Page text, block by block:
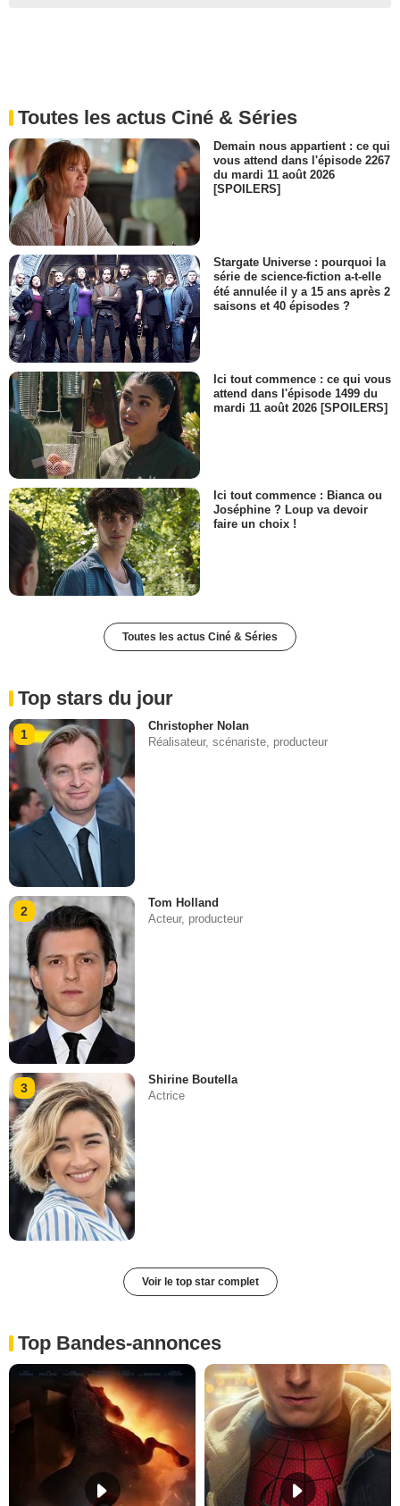
Toutes les actus Ciné & Séries
Demain nous appartient : ce qui
vous attend dans l'épisode 2267
du mardi 11 août 2026
[SPOILERS]
Stargate Universe : pourquoi la
série de science-fiction a-t-elle
été annulée il y a 15 ans après 2
saisons et 40 épisodes ?
Ici tout commence : ce qui vous
attend dans l'épisode 1499 du
mardi 11 août 2026 [SPOILERS]
Ici tout commence : Bianca ou
Joséphine ? Loup va devoir
faire un choix !
Toutes les actus Ciné & Séries
Top stars du jour
1
Christopher Nolan
Réalisateur, scénariste, producteur
2
Tom Holland
Acteur, producteur
3
Shirine Boutella
Actrice
Voir le top star complet
Top Bandes-annonces